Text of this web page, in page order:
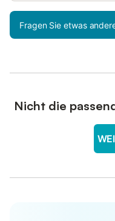
Fragen Sie etwas
Nicht die